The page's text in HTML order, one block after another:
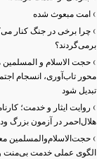
› امت مبعوث شده
› چرا برخی در جنگ کنار
برمی‌گردند؟
› حجت الاسلام و المسلمین
محور تاب‌آوری، انسجام
تبدیل شود
› روایت ایثار و خدمت؛
هلال‌احمر در آزمون بزرگ
› حجت‌الاسلام‌والمسلمین
الگوی عملی خدمت بی‌منت